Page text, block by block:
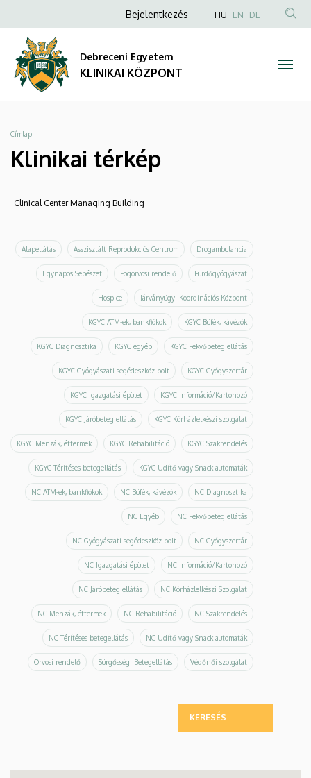
térkép
KLINIKAI
KÖZPONT
a
tartalomra
Anonim
fiók
menüje
Bejelentkezés HU EN DE
Debreceni Egyetem
KLINIKAI KÖZPONT
Morzsa
Címlap
Klinikai térkép
Keresés
Keresés
Alapellátás Asszisztált Reprodukciós Centrum Drogambulancia
Egynapos Sebészet Fogorvosi rendelő Fürdőgyógyászat
Hospice Járványügyi Koordinációs Központ
KGYC ATM-ek, bankfiókok KGYC Büfék, kávézók
KGYC Diagnosztika KGYC egyéb KGYC Fekvőbeteg ellátás
KGYC Gyógyászati segédeszköz bolt KGYC Gyógyszertár
KGYC Igazgatási épület KGYC Információ/Kartonozó
KGYC Járóbeteg ellátás KGYC Kórházlelkészi szolgálat
KGYC Menzák, éttermek KGYC Rehabilitáció KGYC Szakrendelés
KGYC Téritéses betegellátás KGYC Üdítő vagy Snack automaták
NC ATM-ek, bankfiókok NC Büfék, kávézók NC Diagnosztika
NC Egyéb NC Fekvőbeteg ellátás
NC Gyógyászati segédeszköz bolt NC Gyógyszertár
NC Igazgatási épület NC Információ/Kartonozó
NC Járóbeteg ellátás NC Kórházlelkészi Szolgálat
NC Menzák, éttermek NC Rehabilitáció NC Szakrendelés
NC Térítéses betegellátás NC Üdítő vagy Snack automaták
Orvosi rendelő Sürgősségi Betegellátás Védőnői szolgálat